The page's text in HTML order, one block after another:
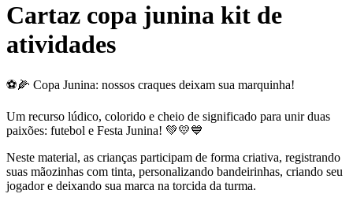
Cartaz copa junina kit de
atividades
⚽🌽 Copa Junina: nossos craques deixam sua marquinha!
Um recurso lúdico, colorido e cheio de significado para unir duas
paixões: futebol e Festa Junina! 💚💛💙
Neste material, as crianças participam de forma criativa, registrando
suas mãozinhas com tinta, personalizando bandeirinhas, criando seu
jogador e deixando sua marca na torcida da turma.